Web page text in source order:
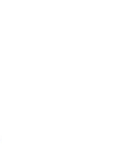
de Dia